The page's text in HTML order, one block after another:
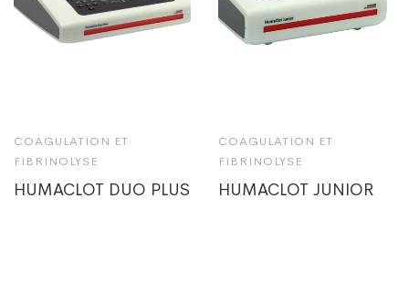
COAGULATION ET
FIBRINOLYSE
HUMACLOT DUO PLUS
COAGULATION ET
FIBRINOLYSE
HUMACLOT JUNIOR